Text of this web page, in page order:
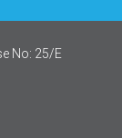
No: 25/Ε